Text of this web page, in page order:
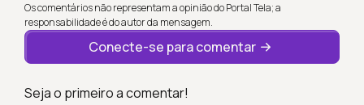
Os comentários não representam a opinião do Portal Tela; a
responsabilidade é do autor da mensagem.
Conecte-se para comentar
Seja o primeiro a comentar!